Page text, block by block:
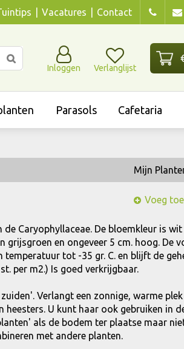
Vacatures Contact
Inloggen Verlanglijst
Parasols Cafetaria
Mijn
Voeg
de Caryophyllaceae. De bloemkleur is
grijsgroen en ongeveer 5 cm. hoog. De
temperatuur tot -35 gr. C. en blijft de
per m2.) Is goed verkrijgbaar.
Verlangt een zonnige, warme
U kunt haar ook gebruiken in
als de bodem ter plaatse maar
met andere planten.